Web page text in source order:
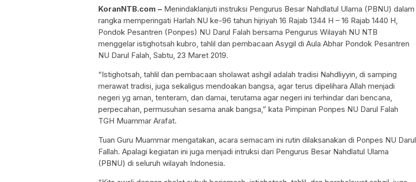
KoranNTB.com – Menindaklanjuti instruksi Pengurus Besar Nahdlatul Ulama (PBNU) dalam
rangka memperingati Harlah NU ke-96 tahun hijriyah 16 Rajab 1344 H – 16 Rajab 1440 H,
Pondok Pesantren (Ponpes) NU Darul Falah bersama Pengurus Wilayah NU NTB
menggelar istighotsah kubro, tahlil dan pembacaan Asygil di Aula Abhar Pondok Pesantren
NU Darul Falah, Sabtu, 23 Maret 2019.
“Istighotsah, tahlil dan pembacaan sholawat ashgil adalah tradisi Nahdliyyin, di samping
merawat tradisi, juga sekaligus mendoakan bangsa, agar terus dipelihara Allah menjadi
negeri yg aman, tenteram, dan damai, terutama agar negeri ini terhindar dari bencana,
perpecahan, permusuhan sesama anak bangsa,” kata Pimpinan Ponpes NU Darul Falah
TGH Muammar Arafat.
Tuan Guru Muammar mengatakan, acara semacam ini rutin dilaksanakan di Ponpes NU Darul
Fallah. Apalagi kegiatan ini juga menjadi intruksi dari Pengurus Besar Nahdlatul Ulama
(PBNU) di seluruh wilayah Indonesia.